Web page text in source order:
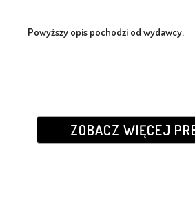
Powyższy opis pochodzi od wydawcy.
ZOBACZ WIĘCEJ